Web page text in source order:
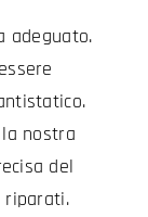
adeguato.
nostra
del
riparati.